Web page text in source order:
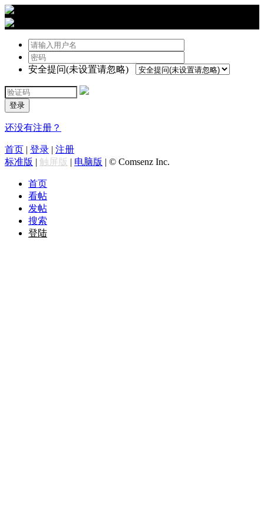
安全提问(未设置请忽略)
登录
还没有注册？
首页 | 登录 | 注册
标准版 | 触屏版 | 电脑版 | © Comsenz Inc.
首页
看帖
发帖
搜索
登陆